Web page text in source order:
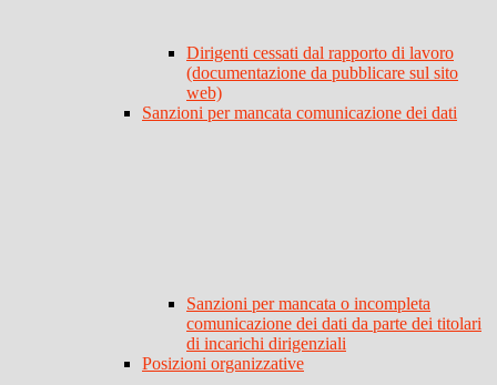
Dirigenti cessati dal rapporto di lavoro
(documentazione da pubblicare sul sito
web)
Sanzioni per mancata comunicazione dei dati
Sanzioni per mancata o incompleta
comunicazione dei dati da parte dei titolari
di incarichi dirigenziali
Posizioni organizzative